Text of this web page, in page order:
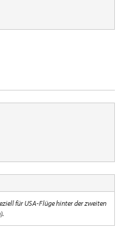
für USA-Flüge hinter der zweiten